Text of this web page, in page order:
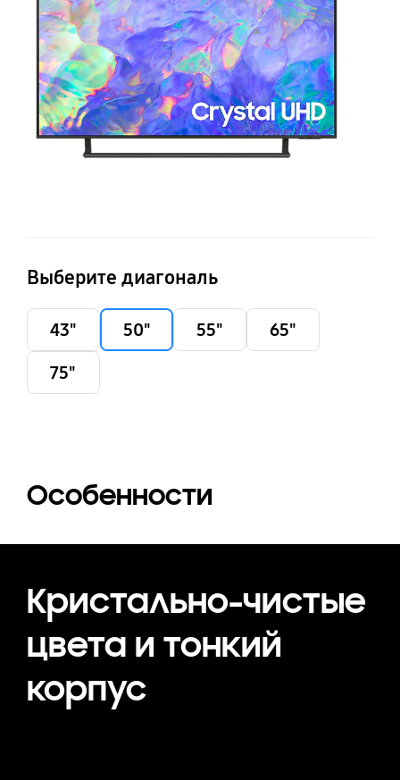
Выберите диагональ
43" 50" 55"
65"
75"
Особенности
Кристально-чистые
цвета и тонкий
корпус